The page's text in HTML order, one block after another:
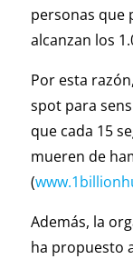
personas que
alcanzan los
Por esta
spot para
que cada 15
mueren de
(
Además, la
ha propuesto